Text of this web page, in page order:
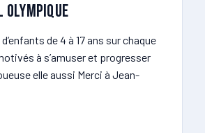
OLYMPIQUE
de 4 à 17 ans sur chaque
à s’amuser et progresser
elle aussi Merci à Jean-